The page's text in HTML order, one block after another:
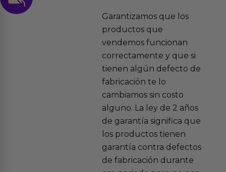
Garantizamos que los
productos que
vendemos funcionan
correctamente y que si
tienen algún defecto de
fabricación te lo
cambiamos sin costo
alguno. La ley de 2 años
de garantía significa que
los productos tienen
garantía contra defectos
de fabricación durante